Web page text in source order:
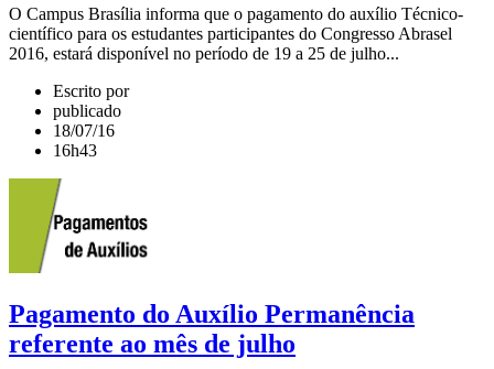
O Campus Brasília informa que o pagamento do auxílio Técnico-
científico para os estudantes participantes do Congresso Abrasel
2016, estará disponível no período de 19 a 25 de julho...
Escrito por
publicado
18/07/16
16h43
Pagamento do Auxílio Permanência
referente ao mês de julho